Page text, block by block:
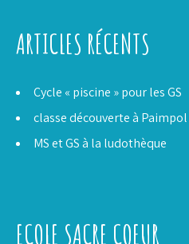
ARTICLES RÉCENTS
Cycle « piscine » pour les GS
classe découverte à Paimpol
MS et GS à la ludothèque
ECOLE SACRE COEUR